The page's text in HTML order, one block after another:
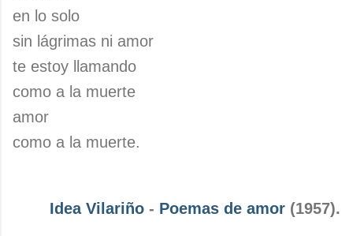
en lo solo
sin lágrimas ni amor
te estoy llamando
como a la muerte
amor
como a la muerte.
Idea Vilariño - Poemas de amor (1957).